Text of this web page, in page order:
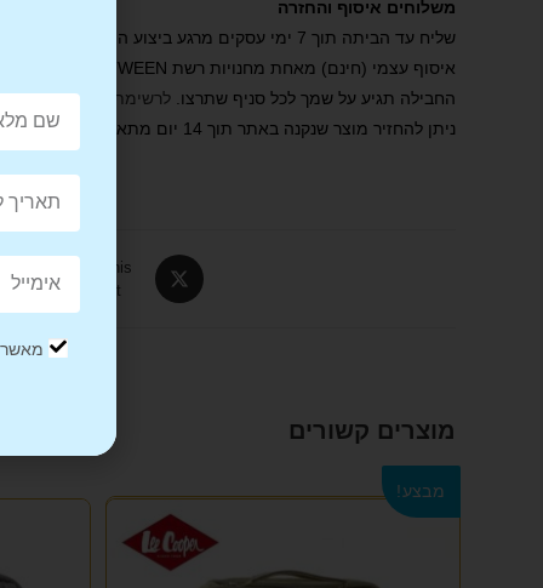
משלוחים איסוף והחזרה
שליח עד הביתה תוך 7 ימי עסקים מרגע ביצוע ההזמנה באתר ואישורה
איסוף עצמי (חינם) מאחת מחנויות רשת BE TWEEN . הסניף ייצור קשר עמכם תוך 2 ימי עסקים מרגע ביצוע ההזמנה באתר ואישורה.
החבילה תגיע על שמך לכל סניף שתרצו. לרשימת הסניפים שלנו.
ניתן להחזיר מוצר שנקנה באתר תוך 14 יום מתאריך הרכישה. יש לדאוג שהמוצר הוחזר באריזתו המקורית, ככל הניתן, ומבלי שנעשה בו שימוש ו/או נגרם פגם או נזק.
Tweet This
Product
מוצרים קשורים
מבצע!